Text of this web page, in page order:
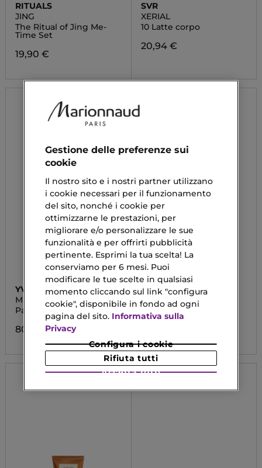
RITUALS
JING
The Ritual of Jing Me-
Time Set
19,90 €
SVR
XERIAL
10 Latte corpo
20,94 €
YVES SAINT LAURENT
MINI COUTURE CLUTCH
Palette Occhi
80,90 €
LANCÔME
RÉNERGIE H.C.F.
TRIPLE SERUM
Gestione delle preferenze sui
cookie
Il nostro sito e i nostri partner utilizzano
i cookie necessari per il funzionamento
del sito, nonché i cookie per
ottimizzarne le prestazioni, per
migliorare e/o personalizzare le sue
funzionalità e per offrirti pubblicità
pertinente. Esprimi la tua scelta! La
conserviamo per 6 mesi. Puoi
modificare le tue scelte in qualsiasi
momento cliccando sul link "configura
cookie", disponibile in fondo ad ogni
pagina del sito. Informativa sulla
Privacy
Configura i cookie
Rifiuta tutti
Accetta tutti